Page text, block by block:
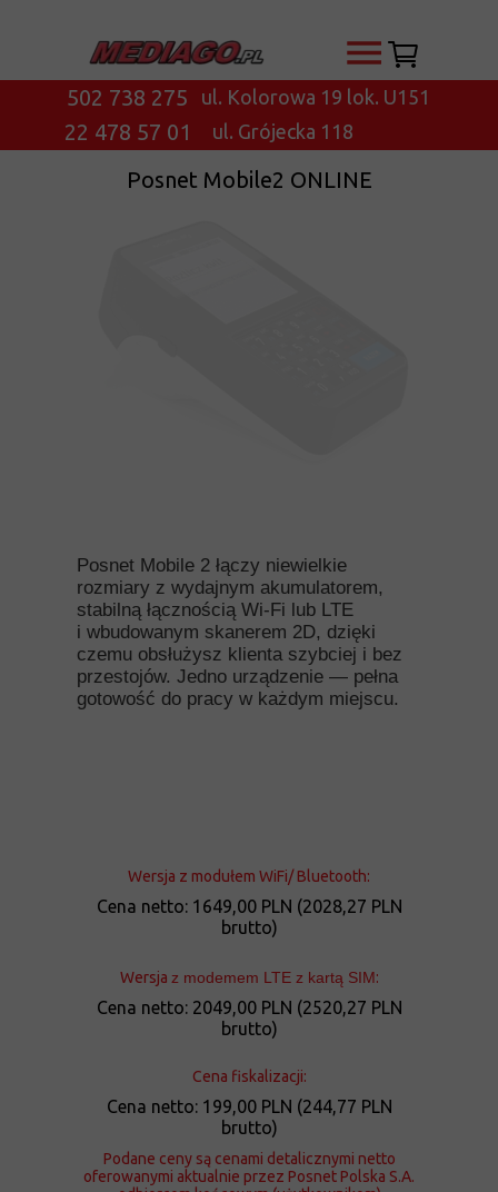
Wersja z modemem LTE z kartą SIM:
Cena netto: 2049,00 PLN (2520,27 PLN
brutto)
Cena netto: 199,00 PLN (244,77 PLN
brutto)
Cena fiskalizacji:
Podane ceny są cenami detalicznymi netto
oferowanymi aktualnie przez Posnet Polska S.A.
Wersja z modułem WiFi/ Bluetooth:
Cena netto: 1649,00 PLN (2028,27 PLN
brutto)
Posnet Mobile 2 łączy niewielkie
rozmiary z wydajnym akumulatorem,
stabilną łącznością Wi-Fi lub LTE
i wbudowanym skanerem 2D, dzięki
czemu obsłużysz klienta szybciej i bez
przestojów. Jedno urządzenie — pełna
gotowość do pracy w każdym miejscu.
Posnet Mobile2 ONLINE
ul. Grójecka 118
ul. Kolorowa 19 lok. U151
22 478 57 01
502 738 275